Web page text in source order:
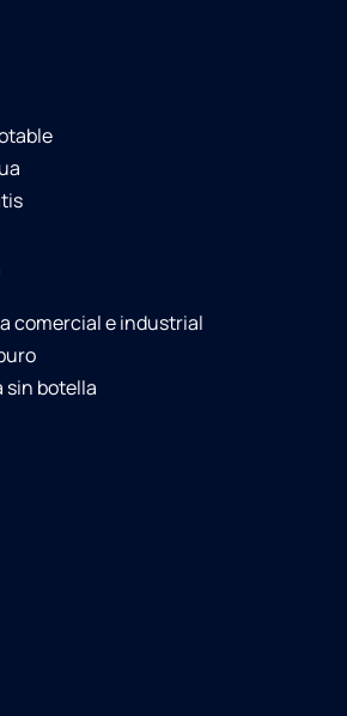
comercial e industrial
sin botella